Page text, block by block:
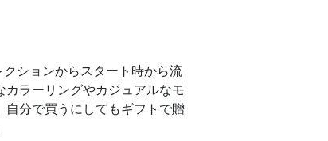
ションからスタート時から流
ラーリングやカジュアルなモ
分で買うにしてもギフトで贈